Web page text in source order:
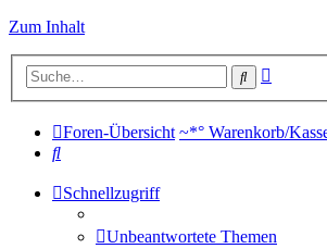
Zum Inhalt
Suche
Foren-Übersicht ~*° Warenkorb/
Suche
Schnellzugriff
Unbeantwortete Themen